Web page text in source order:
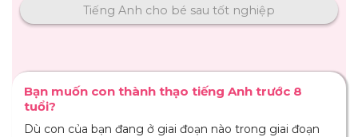
Tiếng Anh cho bé sau tốt nghiệp
Bạn muốn con thành thạo tiếng Anh trước 8
tuổi?
Dù con của bạn đang ở giai đoạn nào trong giai đoạn